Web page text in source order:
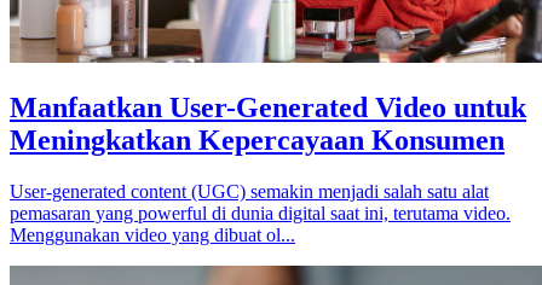
Manfaatkan User-Generated Video untuk
Meningkatkan Kepercayaan Konsumen
User-generated content (UGC) semakin menjadi salah satu alat
pemasaran yang powerful di dunia digital saat ini, terutama video.
Menggunakan video yang dibuat ol...